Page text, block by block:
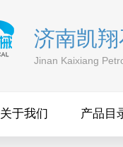
济南凯
Jinan Kaixiang
关于我们 产品目